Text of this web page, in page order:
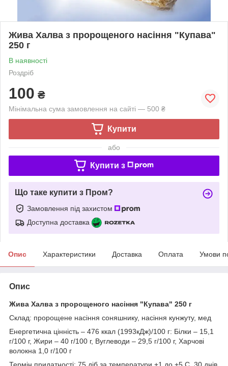
Жива Халва з пророщеного насіння "Купава"
250 г
В наявності
Роздріб
100 ₴
Мінімальна сума замовлення на сайті — 500 ₴
Купити
або
Купити з
Що таке купити з Пром?
Замовлення під захистом
Доступна доставка
Опис Характеристики Доставка Оплата Умови
Опис
Жива Халва з пророщеного насіння "Купава" 250 г
Склад: пророщене насіння соняшнику, насіння кунжуту, мед
Енергетична цінність – 476 ккал (1993кДж)/100 г: Білки – 15,1
г/100 г, Жири – 40 г/100 г, Вуглеводи – 29,5 г/100 г, Харчові
волокна 1,0 г/100 г
Термін придатності: 75 діб за температури +1 до +5 С, 30 днів